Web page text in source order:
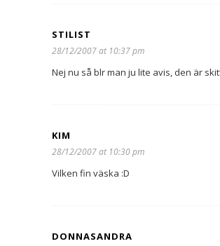
STILIST
28/12/2007 at 10:37 pm
Nej nu så blr man ju lite avis, den är
KIM
28/12/2007 at 10:30 pm
Vilken fin väska :D
DONNASANDRA